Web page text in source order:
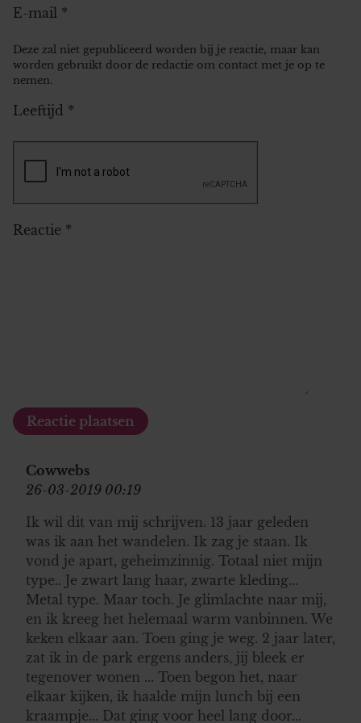
E-mail *
Deze zal niet gepubliceerd worden bij je reactie, maar kan
worden gebruikt door de redactie om contact met je op te
nemen.
Leeftijd *
Reactie *
Cowwebs
26-03-2019 00:19
Ik wil dit van mij schrijven. 13 jaar geleden
was ik aan het wandelen. Ik zag je staan. Ik
vond je apart, geheimzinnig. Totaal niet mijn
type.. Je zwart lang haar, zwarte kleding...
Metal type. Maar toch. Je glimlachte naar mij,
en ik kreeg het helemaal warm vanbinnen. We
keken elkaar aan. Toen ging je weg. 2 jaar later,
zat ik in de park ergens anders, jij bleek er
tegenover wonen ... Toen begon het, naar
elkaar kijken, ik haalde mijn lunch bij een
kraampje... Dat ging voor heel lang door...